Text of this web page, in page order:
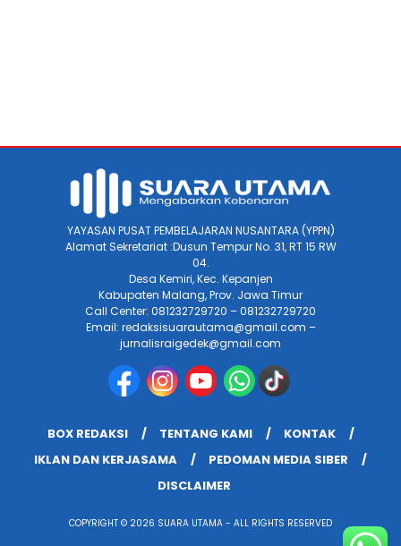
YAYASAN PUSAT PEMBELAJARAN NUSANTARA (YPPN)
Alamat Sekretariat :Dusun Tempur No. 31, RT 15 RW
04.
Desa Kemiri, Kec. Kepanjen
Kabupaten Malang, Prov. Jawa Timur
Call Center: 081232729720 – 081232729720
Email: redaksisuarautama@gmail.com –
jurnalisraigedek@gmail.com
BOX REDAKSI TENTANG KAMI
KONTAK
IKLAN DAN KERJASAMA
PEDOMAN MEDIA SIBER
DISCLAIMER
COPYRIGHT © 2026 SUARA UTAMA - ALL RIGHTS RESERVED